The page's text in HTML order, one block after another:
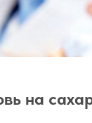
на